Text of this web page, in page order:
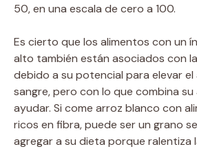
50, en una escala de cero a 100.
Es cierto que los alimentos con un
alto también están asociados con
debido a su potencial para elevar el
sangre, pero con lo que combina
ayudar. Si come arroz blanco con
ricos en fibra, puede ser un grano
agregar a su dieta porque ralentiza